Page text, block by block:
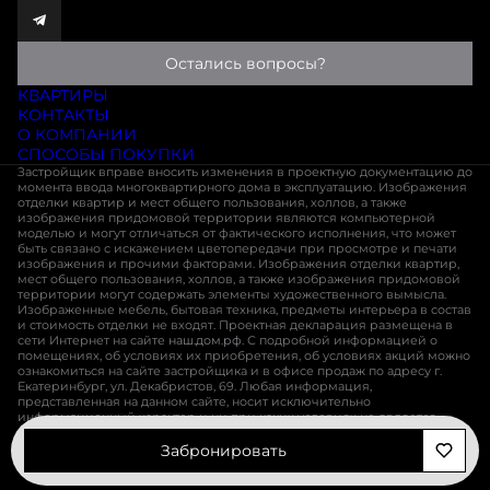
Остались вопросы?
КВАРТИРЫ
КОНТАКТЫ
О КОМПАНИИ
СПОСОБЫ ПОКУПКИ
Застройщик вправе вносить изменения в проектную документацию до
момента ввода многоквартирного дома в эксплуатацию. Изображения
отделки квартир и мест общего пользования, холлов, а также
изображения придомовой территории являются компьютерной
моделью и могут отличаться от фактического исполнения, что может
быть связано с искажением цветопередачи при просмотре и печати
изображения и прочими факторами. Изображения отделки квартир,
мест общего пользования, холлов, а также изображения придомовой
территории могут содержать элементы художественного вымысла.
Изображенные мебель, бытовая техника, предметы интерьера в состав
и стоимость отделки не входят. Проектная декларация размещена в
сети Интернет на сайте наш.дом.рф. С подробной информацией о
помещениях, об условиях их приобретения, об условиях акций можно
ознакомиться на сайте застройщика и в офисе продаж по адресу г.
Екатеринбург, ул. Декабристов, 69. Любая информация,
представленная на данном сайте, носит исключительно
информационный характер и ни при каких условиях не является
публичной офертой, определяемой положениями статьи 437 ГК РФ
Забронировать